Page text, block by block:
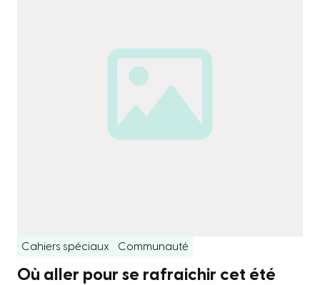
Cahiers spéciaux Communauté
Où aller pour se rafraichir cet été